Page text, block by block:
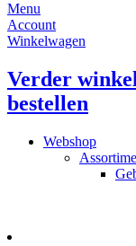
Menu
Account
Winkelwagen
Verder
bestellen
Webshop